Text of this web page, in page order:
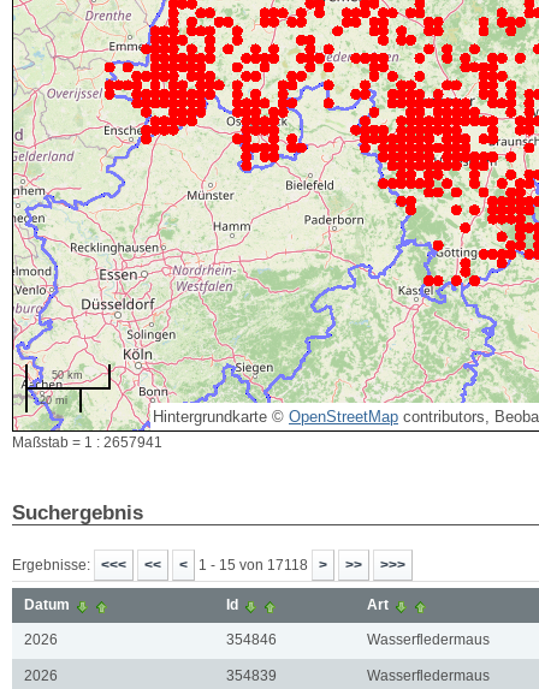
Hintergrundkarte © OpenStreetMap contributors,
50 km
20 mi
Maßstab = 1 : 2657941
Suchergebnis
Ergebnisse: 1 - 15 von 17118
Datum Id Art
2026 354846 Wasserfledermaus
2026 354839 Wasserfledermaus